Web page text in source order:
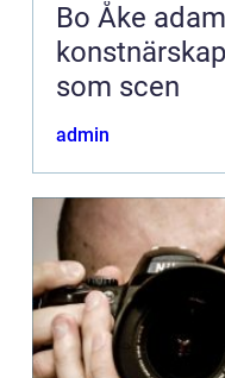
Bo Åke
som scen
admin